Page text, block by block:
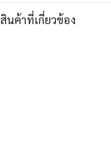
สินค้าที่เกี่ยวข้อง